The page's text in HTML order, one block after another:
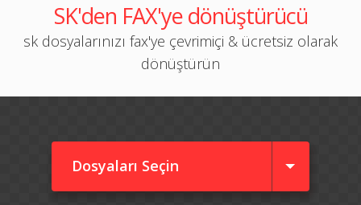
SK'den FAX'ye dönüştürücü
sk dosyalarınızı fax'ye çevrimiçi & ücretsiz olarak
dönüştürün
Dosyaları Seçin